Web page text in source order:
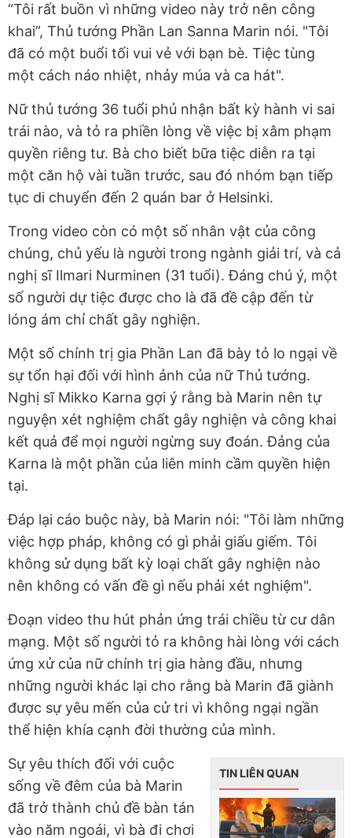
“Tôi rất buồn vì những video này trở nên công
khai”, Thủ tướng Phần Lan Sanna Marin nói. "Tôi
đã có một buổi tối vui vẻ với bạn bè. Tiệc tùng
một cách náo nhiệt, nhảy múa và ca hát".
Nữ thủ tướng 36 tuổi phủ nhận bất kỳ hành vi sai
trái nào, và tỏ ra phiền lòng về việc bị xâm phạm
quyền riêng tư. Bà cho biết bữa tiệc diễn ra tại
một căn hộ vài tuần trước, sau đó nhóm bạn tiếp
tục di chuyển đến 2 quán bar ở Helsinki.
Trong video còn có một số nhân vật của công
chúng, chủ yếu là người trong ngành giải trí, và cả
nghị sĩ Ilmari Nurminen (31 tuổi). Đáng chú ý, một
số người dự tiệc được cho là đã đề cập đến từ
lóng ám chỉ chất gây nghiện.
Một số chính trị gia Phần Lan đã bày tỏ lo ngại về
sự tổn hại đối với hình ảnh của nữ Thủ tướng.
Nghị sĩ Mikko Karna gợi ý rằng bà Marin nên tự
nguyện xét nghiệm chất gây nghiện và công khai
kết quả để mọi người ngừng suy đoán. Đảng của
Karna là một phần của liên minh cầm quyền hiện
tại.
Đáp lại cáo buộc này, bà Marin nói: "Tôi làm những
việc hợp pháp, không có gì phải giấu giếm. Tôi
không sử dụng bất kỳ loại chất gây nghiện nào
nên không có vấn đề gì nếu phải xét nghiệm".
Đoạn video thu hút phản ứng trái chiều từ cư dân
mạng. Một số người tỏ ra không hài lòng với cách
ứng xử của nữ chính trị gia hàng đầu, nhưng
những người khác lại cho rằng bà Marin đã giành
được sự yêu mến của cử tri vì không ngại ngần
thể hiện khía cạnh đời thường của mình.
TIN LIÊN QUAN
Sự yêu thích đối với cuộc
sống về đêm của bà Marin
đã trở thành chủ đề bàn tán
vào năm ngoái, vì bà đi chơi